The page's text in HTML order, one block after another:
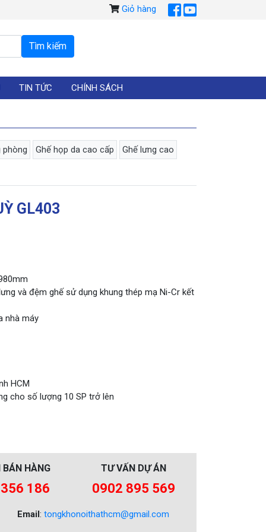
Giỏ hàng
TIN TỨC CHÍNH SÁCH
phòng Ghế họp da cao cấp Ghế lưng cao
GL403
và đệm ghế sử dụng khung thép mạ Ni-Cr kết
nhà máy
HCM
cho số lượng 10 SP trở lên
HÀNG
186
TƯ VẤN DỰ ÁN
0902 895 569
Email: tongkhonoithathcm@gmail.com